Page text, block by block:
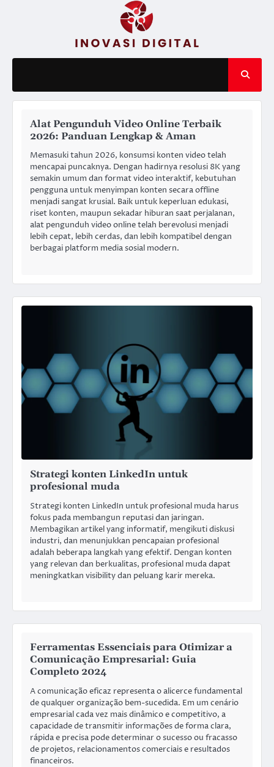
Alat Pengunduh Video Online Terbaik
2026: Panduan Lengkap & Aman
Memasuki tahun 2026, konsumsi konten video telah
mencapai puncaknya. Dengan hadirnya resolusi 8K yang
semakin umum dan format video interaktif, kebutuhan
pengguna untuk menyimpan konten secara offline
menjadi sangat krusial. Baik untuk keperluan edukasi,
riset konten, maupun sekadar hiburan saat perjalanan,
alat pengunduh video online telah berevolusi menjadi
lebih cepat, lebih cerdas, dan lebih kompatibel dengan
berbagai platform media sosial modern.
Strategi konten LinkedIn untuk
profesional muda
Strategi konten LinkedIn untuk profesional muda harus
fokus pada membangun reputasi dan jaringan.
Membagikan artikel yang informatif, mengikuti diskusi
industri, dan menunjukkan pencapaian profesional
adalah beberapa langkah yang efektif. Dengan konten
yang relevan dan berkualitas, profesional muda dapat
meningkatkan visibility dan peluang karir mereka.
Ferramentas Essenciais para Otimizar a
Comunicação Empresarial: Guia
Completo 2024
A comunicação eficaz representa o alicerce fundamental
de qualquer organização bem-sucedida. Em um cenário
empresarial cada vez mais dinâmico e competitivo, a
capacidade de transmitir informações de forma clara,
rápida e precisa pode determinar o sucesso ou fracasso
de projetos, relacionamentos comerciais e resultados
financeiros.